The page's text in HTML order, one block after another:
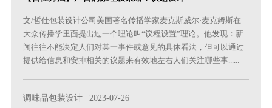
文/哲仕包装设计公司美国著名传播学家麦克斯威尔·麦克姆斯在
大众传播学里面提出过一个理论叫“议程设置”理论。他发现：新
闻往往不能决定人们对某一事件或意见的具体看法，但可以通过
提供给信息和安排相关的议题来有效地左右人们关注哪些事......
调味品包装设计 | 2023-07-26